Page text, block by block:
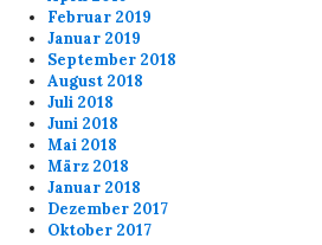
Februar 2019
Januar 2019
September 2018
August 2018
Juli 2018
Juni 2018
Mai 2018
März 2018
Januar 2018
Dezember 2017
Oktober 2017